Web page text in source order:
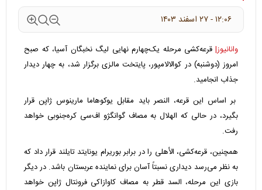
۱۲:۰۶ - ۲۷ اسفند ۱۴۰۳
وانانیوز| قرعه‌کشی مرحله یک‌چهارم نهایی لیگ نخبگان آسیا، که صبح
امروز (دوشنبه) در کوالالامپور، پایتخت مالزی برگزار شد، به چهار دیدار
جذاب انجامید.
بر اساس این قرعه، النصر باید مقابل یوکوهاما مارینوس ژاپن قرار
بگیرد، در حالی که الهلال به مصاف گوانگژو اف‌سی کره‌جنوبی خواهد
رفت.
همچنین، قرعه‌کشی، الأهلی را در برابر بوریرام یونایتد تایلند قرار داد که
به نظر می‌رسد دیداری نسبتاً آسان برای نماینده عربستان باشد. در دیگر
بازی این مرحله، السد قطر به مصاف کاوازاکی فرونتال ژاپن خواهد